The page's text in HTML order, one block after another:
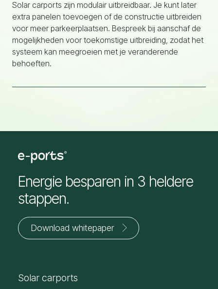
Solar carports zijn modulair uitbreidbaar. Je kunt later
extra panelen toevoegen of de constructie uitbreiden
voor meer parkeerplaatsen. Bespreek bij aanschaf de
mogelijkheden voor toekomstige uitbreiding, zodat het
systeem kan meegroeien met je veranderende
behoeften.
Energie besparen in 3 heldere
stappen.
Download whitepaper
*
E-
Solar carports